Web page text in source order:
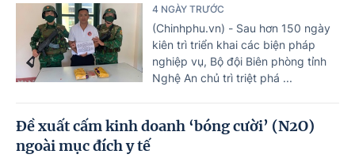
4 NGÀY TRƯỚC
(Chinhphu.vn) - Sau hơn 150 ngày
kiên trì triển khai các biện pháp
nghiệp vụ, Bộ đội Biên phòng tỉnh
Nghệ An chủ trì triệt phá ...
Đề xuất cấm kinh doanh ‘bóng cười’ (N2O)
ngoài mục đích y tế